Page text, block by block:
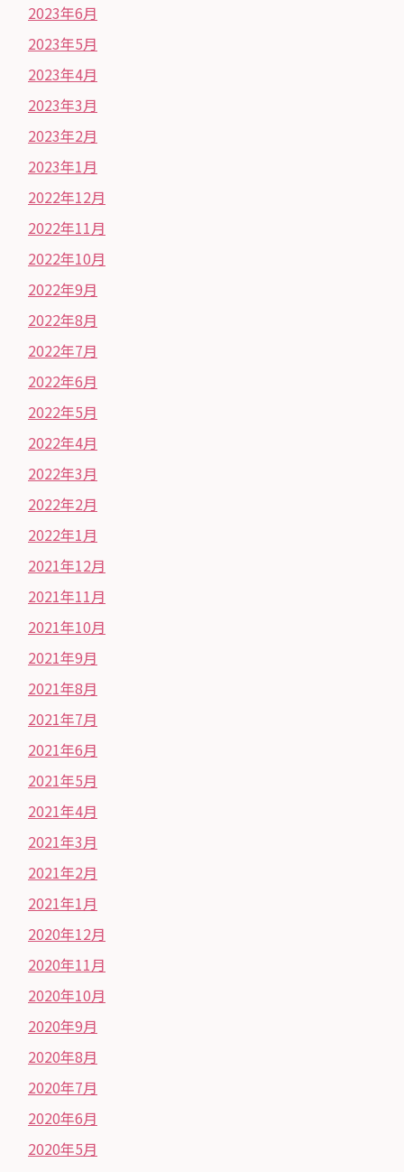
2023年6月
2023年5月
2023年4月
2023年3月
2023年2月
2023年1月
2022年12月
2022年11月
2022年10月
2022年9月
2022年8月
2022年7月
2022年6月
2022年5月
2022年4月
2022年3月
2022年2月
2022年1月
2021年12月
2021年11月
2021年10月
2021年9月
2021年8月
2021年7月
2021年6月
2021年5月
2021年4月
2021年3月
2021年2月
2021年1月
2020年12月
2020年11月
2020年10月
2020年9月
2020年8月
2020年7月
2020年6月
2020年5月